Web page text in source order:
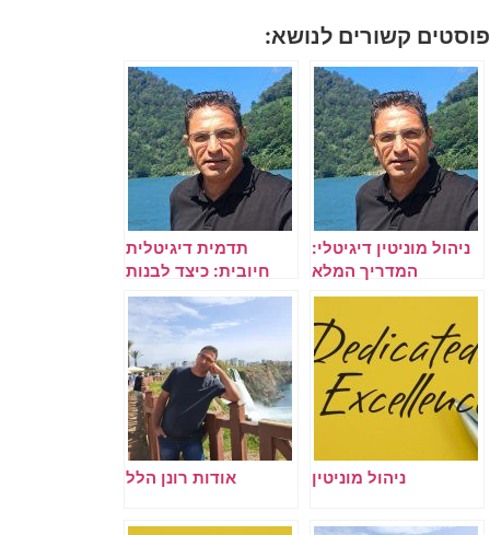
פוסטים קשורים לנושא:
ניהול מוניטין דיגיטלי:
המדריך המלא
לשמירה על תדמית
אונליין
תדמית דיגיטלית
חיובית: כיצד לבנות
נוכחות טובה בגוגל
ובAI
ניהול מוניטין אודות רונן הלל